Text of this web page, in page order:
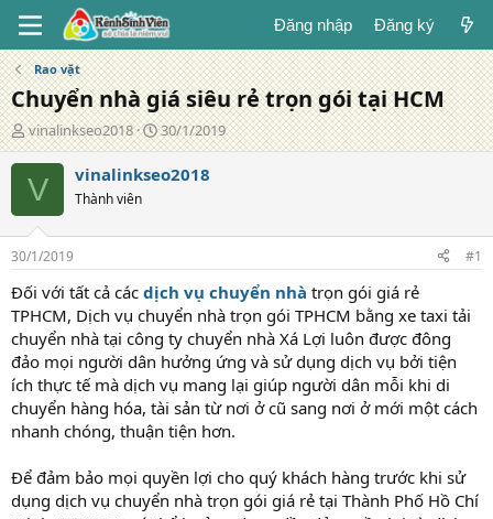
Đăng nhập Đăng ký
Rao vặt
Chuyển nhà giá siêu rẻ trọn gói tại HCM
T
á
c
g
ả
vinalinkseo2018
N
g
à
g
30/1/2019
V vinalinkseo2018
Thành viên
30/1/2019 #1
Đối với tất cả các dịch vụ chuyển nhà trọn gói giá rẻ
TPHCM, Dịch vụ chuyển nhà trọn gói TPHCM bằng xe taxi tải
chuyển nhà tại công ty chuyển nhà Xá Lợi luôn được đông
đảo mọi người dân hưởng ứng và sử dụng dịch vụ bởi tiện
ích thực tế mà dịch vụ mang lại giúp người dân mỗi khi di
chuyển hàng hóa, tài sản từ nơi ở cũ sang nơi ở mới một cách
nhanh chóng, thuận tiện hơn.
Để đảm bảo mọi quyền lợi cho quý khách hàng trước khi sử
dụng dịch vụ chuyển nhà trọn gói giá rẻ tại Thành Phố Hồ Chí